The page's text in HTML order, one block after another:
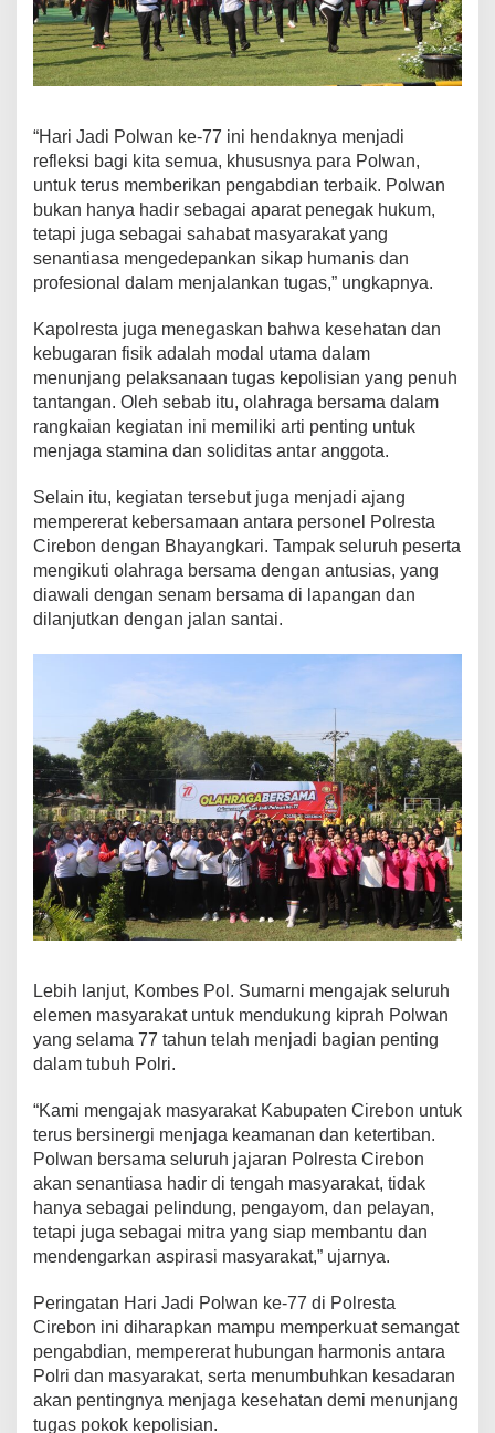
“Hari Jadi Polwan ke-77 ini hendaknya menjadi
refleksi bagi kita semua, khususnya para Polwan,
untuk terus memberikan pengabdian terbaik. Polwan
bukan hanya hadir sebagai aparat penegak hukum,
tetapi juga sebagai sahabat masyarakat yang
senantiasa mengedepankan sikap humanis dan
profesional dalam menjalankan tugas,” ungkapnya.
Kapolresta juga menegaskan bahwa kesehatan dan
kebugaran fisik adalah modal utama dalam
menunjang pelaksanaan tugas kepolisian yang penuh
tantangan. Oleh sebab itu, olahraga bersama dalam
rangkaian kegiatan ini memiliki arti penting untuk
menjaga stamina dan soliditas antar anggota.
Selain itu, kegiatan tersebut juga menjadi ajang
mempererat kebersamaan antara personel Polresta
Cirebon dengan Bhayangkari. Tampak seluruh peserta
mengikuti olahraga bersama dengan antusias, yang
diawali dengan senam bersama di lapangan dan
dilanjutkan dengan jalan santai.
Lebih lanjut, Kombes Pol. Sumarni mengajak seluruh
elemen masyarakat untuk mendukung kiprah Polwan
yang selama 77 tahun telah menjadi bagian penting
dalam tubuh Polri.
“Kami mengajak masyarakat Kabupaten Cirebon untuk
terus bersinergi menjaga keamanan dan ketertiban.
Polwan bersama seluruh jajaran Polresta Cirebon
akan senantiasa hadir di tengah masyarakat, tidak
hanya sebagai pelindung, pengayom, dan pelayan,
tetapi juga sebagai mitra yang siap membantu dan
mendengarkan aspirasi masyarakat,” ujarnya.
Peringatan Hari Jadi Polwan ke-77 di Polresta
Cirebon ini diharapkan mampu memperkuat semangat
pengabdian, mempererat hubungan harmonis antara
Polri dan masyarakat, serta menumbuhkan kesadaran
akan pentingnya menjaga kesehatan demi menunjang
tugas pokok kepolisian.